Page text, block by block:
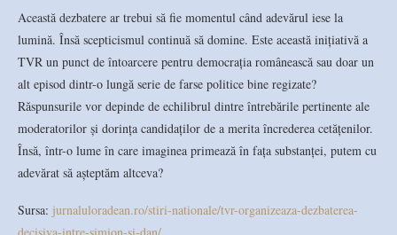
Această dezbatere ar trebui să fie momentul când adevărul iese la
lumină. Însă scepticismul continuă să domine. Este această inițiativă a
TVR un punct de întoarcere pentru democrația românească sau doar un
alt episod dintr-o lungă serie de farse politice bine regizate?
Răspunsurile vor depinde de echilibrul dintre întrebările pertinente ale
moderatorilor și dorința candidaților de a merita încrederea cetățenilor.
Însă, într-o lume în care imaginea primează în fața substanței, putem cu
adevărat să așteptăm altceva?
Sursa: jurnaluloradean.ro/stiri-nationale/tvr-organizeaza-dezbaterea-